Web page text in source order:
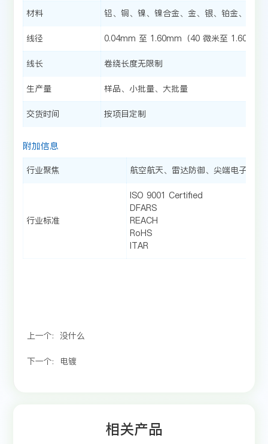
材料 铝、铜、镍、镍合金、金、银、铂金、铂合
线径 0.04mm 至 1.60mm（40 微米至 1.60 毫
线长 卷绕长度无限制
生产量 样品、小批量、大批量
交货时间 按项目定制
附加信息
行业聚焦 航空航天、雷达防御、尖端电子、医
行业标准
ISO 9001 Certified
DFARS
REACH
RoHS
ITAR
上一个: 没什么
下一个: 电镀
相关产品